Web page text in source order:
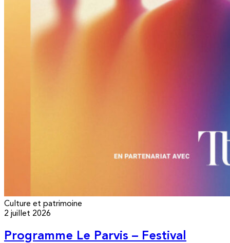
Culture et patrimoine
2 juillet 2026
Programme Le Parvis – Festival